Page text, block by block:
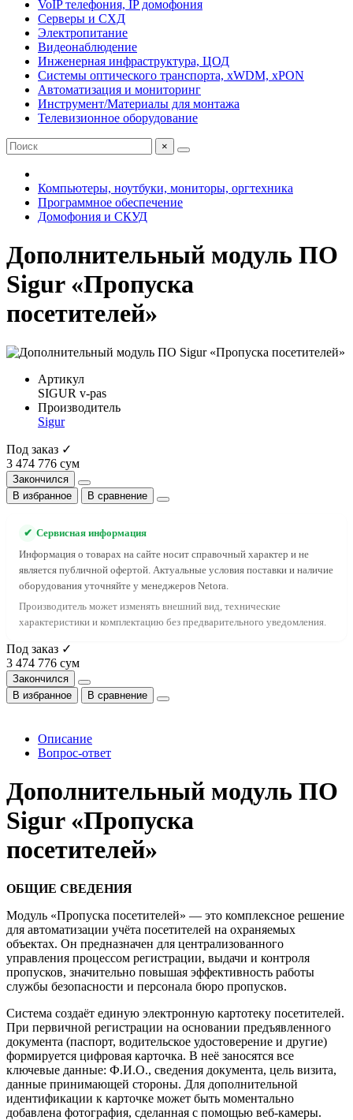
VoIP телефония, IP домофония
Серверы и СХД
Электропитание
Видеонаблюдение
Инженерная инфраструктура, ЦОД
Системы оптического транспорта, xWDM, xPON
Автоматизация и мониторинг
Инструмент/Материалы для монтажа
Телевизионное оборудование
×
Компьютеры, ноутбуки, мониторы, оргтехника
Программное обеспечение
Домофония и СКУД
Дополнительный модуль ПО
Sigur «Пропуска
посетителей»
Артикул
SIGUR v-pas
Производитель
Sigur
Под заказ ✓
3 474 776 сум
Закончился
В избранное
В сравнение
✔ Сервисная информация
Информация о товарах на сайте носит справочный характер и не
является публичной офертой. Актуальные условия поставки и наличие
оборудования уточняйте у менеджеров Netora.
Производитель может изменять внешний вид, технические
характеристики и комплектацию без предварительного уведомления.
Под заказ ✓
3 474 776 сум
Закончился
В избранное
В сравнение
Описание
Вопрос-ответ
Дополнительный модуль ПО
Sigur «Пропуска
посетителей»
ОБЩИЕ СВЕДЕНИЯ
Модуль «Пропуска посетителей» — это комплексное решение
для автоматизации учёта посетителей на охраняемых
объектах. Он предназначен для централизованного
управления процессом регистрации, выдачи и контроля
пропусков, значительно повышая эффективность работы
службы безопасности и персонала бюро пропусков.
Система создаёт единую электронную картотеку посетителей.
При первичной регистрации на основании предъявленного
документа (паспорт, водительское удостоверение и другие)
формируется цифровая карточка. В неё заносятся все
ключевые данные: Ф.И.О., сведения документа, цель визита,
данные принимающей стороны. Для дополнительной
идентификации к карточке может быть моментально
добавлена фотография, сделанная с помощью веб-камеры.